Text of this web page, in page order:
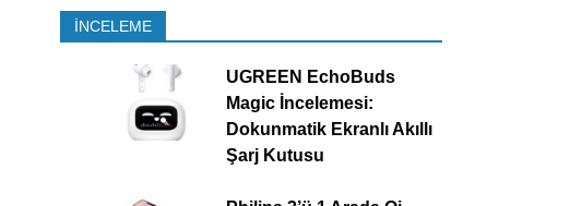
İNCELEME
UGREEN EchoBuds
Magic İncelemesi:
Dokunmatik Ekranlı Akıllı
Şarj Kutusu